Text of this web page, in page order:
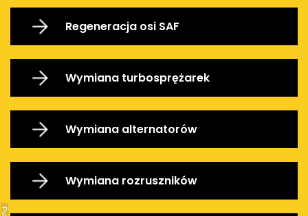
Regeneracja osi SAF
Wymiana turbosprężarek
Wymiana alternatorów
Wymiana rozruszników